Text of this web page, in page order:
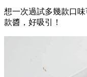
想一次過試多幾款口
款醬，好吸引！